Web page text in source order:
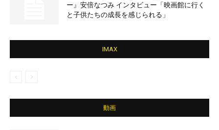
ー』安倍なつみ インタビュー「映画館に行く
と子供たちの成長を感じられる」
IMAX
動画